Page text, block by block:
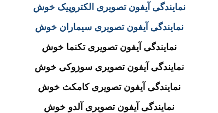
نمایندگی آیفون تصویری الکتروپیک خوش
نمایندگی آیفون تصویری سیماران خوش
نمایندگی آیفون تصویری تکنما خوش
نمایندگی آیفون تصویری سوزوکی خوش
نمایندگی آیفون تصویری کامکث خوش
نمایندگی آیفون تصویری آلدو خوش